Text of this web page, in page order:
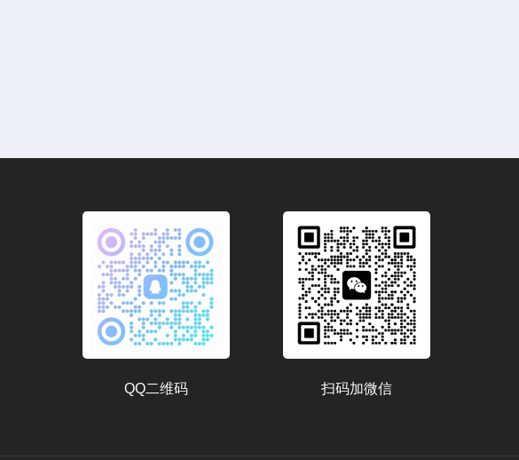
扫码加微信
QQ二维码